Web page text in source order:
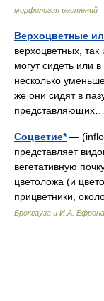
морфология растений
Верхоцветные
верхоцветных, так
могут сидеть или
несколько
же они сидят в
Соцветие*—
представляет
вегетативную
цветоложа (и
прицветники,
Брокгауза и И.А. Ефрона